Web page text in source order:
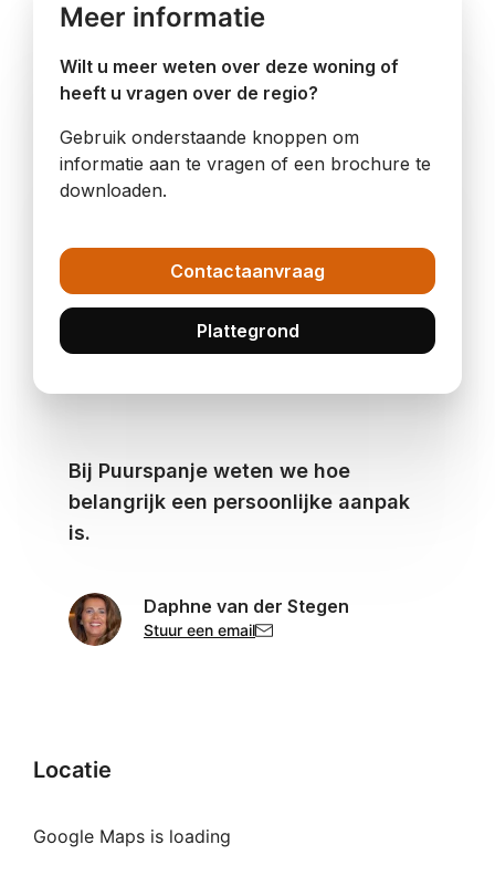
Meer informatie
Wilt u meer weten over deze woning of
heeft u vragen over de regio?
Gebruik onderstaande knoppen om
informatie aan te vragen of een brochure te
downloaden.
Contactaanvraag
Plattegrond
Bij Puurspanje weten we hoe
belangrijk een persoonlijke aanpak
is.
Daphne van der Stegen
Stuur een email
Locatie
Google Maps is loading